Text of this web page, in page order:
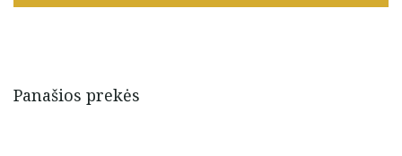
kvarcu
Panašios prekės